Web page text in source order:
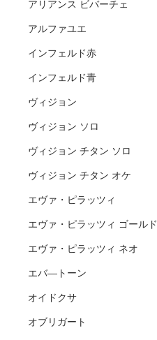
アリアンス ビバーチェ
アルファユエ
インフェルド赤
インフェルド青
ヴィジョン
ヴィジョン ソロ
ヴィジョン チタン ソロ
ヴィジョン チタン オケ
エヴァ・ピラッツィ
エヴァ・ピラッツィ ゴールド
エヴァ・ピラッツィ ネオ
エバ―トーン
オイドクサ
オブリガート